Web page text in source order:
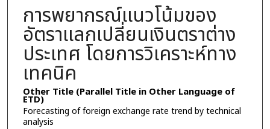
การพยากรณ์แนวโน้มของ
อัตราแลกเปลี่ยนเงินตราต่าง
ประเทศ โดยการวิเคราะห์ทาง
เทคนิค
Other Title (Parallel Title in Other Language of
ETD)
Forecasting of foreign exchange rate trend by technical
analysis